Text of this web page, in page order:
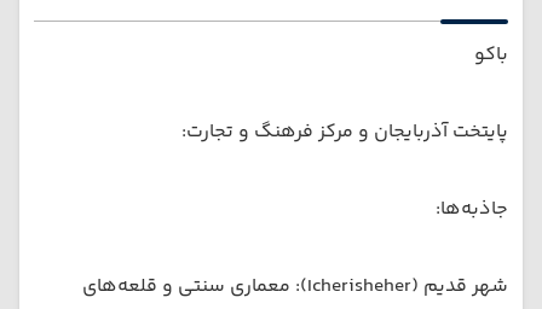
باکو
پایتخت آذربایجان و مرکز فرهنگ و تجارت:
جاذبه‌ها:
شهر قدیم (Icherisheher): معماری سنتی و قلعه‌های